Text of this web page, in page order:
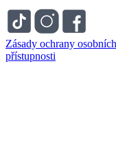
Zásady ochrany
přístupnosti